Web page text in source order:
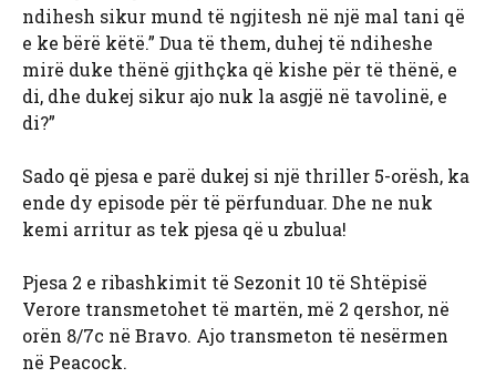
ndihesh sikur mund të ngjitesh në një mal tani që
e ke bërë këtë.” Dua të them, duhej të ndiheshe
mirë duke thënë gjithçka që kishe për të thënë, e
di, dhe dukej sikur ajo nuk la asgjë në tavolinë, e
di?”
Sado që pjesa e parë dukej si një thriller 5-orësh, ka
ende dy episode për të përfunduar. Dhe ne nuk
kemi arritur as tek pjesa që u zbulua!
Pjesa 2 e ribashkimit të Sezonit 10 të Shtëpisë
Verore transmetohet të martën, më 2 qershor, në
orën 8/7c në Bravo. Ajo transmeton të nesërmen
në Peacock.